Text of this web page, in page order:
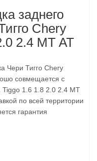
заднего
Chery
2.4 MT AT
Чери Тигго Chery
совмещается с
1.6 1.8 2.0 2.4 MT
по всей территории
гарантия